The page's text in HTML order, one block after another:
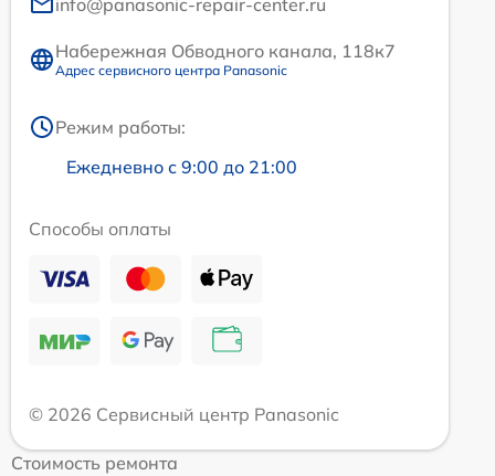
info@panasonic-repair-center.ru
Набережная Обводного канала, 118к7
Адрес сервисного центра Panasonic
Режим работы:
Ежедневно с 9:00 до 21:00
Способы оплаты
© 2026 Сервисный центр Panasonic
Стоимость ремонта